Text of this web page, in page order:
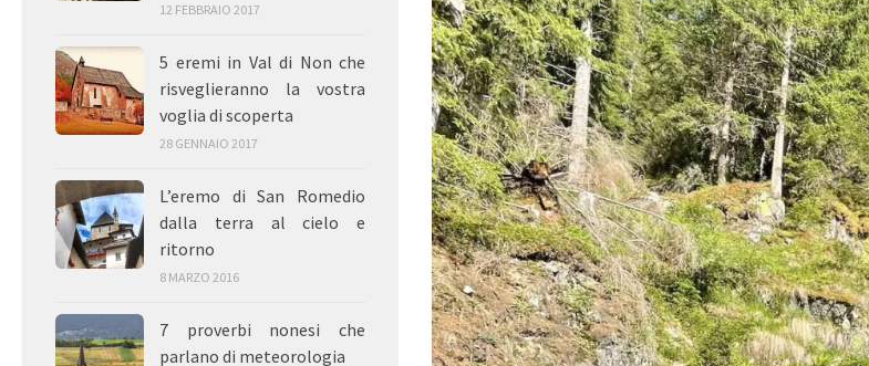
12 FEBBRAIO 2017
5 eremi in Val di Non che
risveglieranno la vostra
voglia di scoperta
28 GENNAIO 2017
L’eremo di San Romedio
dalla terra al cielo e
ritorno
8 MARZO 2016
7 proverbi nonesi che
parlano di meteorologia